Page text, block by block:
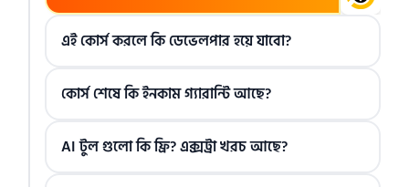
এই কোর্স করলে কি ডেভেলপার হয়ে যাবো?
কোর্স শেষে কি ইনকাম গ্যারান্টি আছে?
AI টুল গুলো কি ফ্রি? এক্সট্রা খরচ আছে?